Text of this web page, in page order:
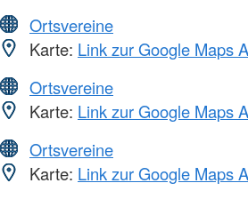
Ortsvereine
Karte: Link zur Google Maps
Ortsvereine
Karte: Link zur Google Maps
Ortsvereine
Karte: Link zur Google Maps